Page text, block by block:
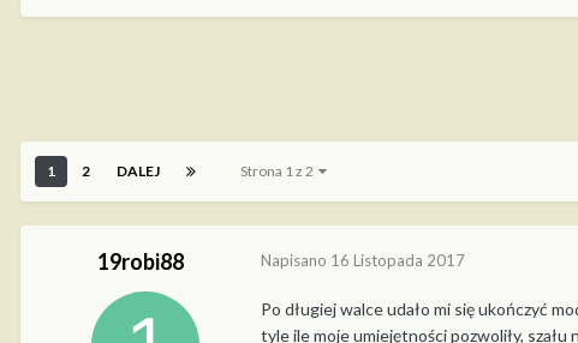
1 2 DALEJ Strona 1 z 2
19robi88 Napisano 16 Listopada 2017
Po długiej walce udało mi się ukończyć
tyle ile moje umiejętności pozwoliły,